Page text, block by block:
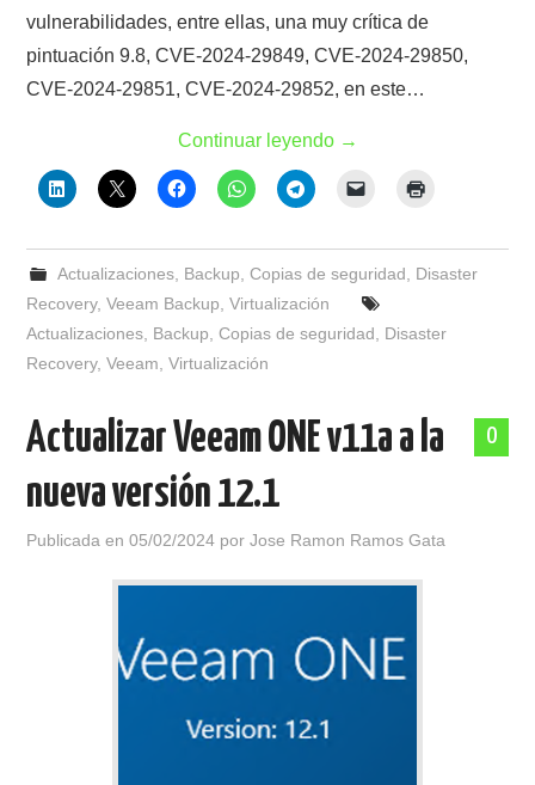
vulnerabilidades, entre ellas, una muy crítica de
pintuación 9.8, CVE-2024-29849, CVE-2024-29850,
CVE-2024-29851, CVE-2024-29852, en este…
Continuar leyendo →
Actualizaciones, Backup Copias de seguridad
Disaster
Recovery,Veeam Backup ,Virtualización
Actualizaciones Backup ,Copias de seguridad
Disaster
Recovery,Veeam ,Virtualización
0
Actualizar Veeam ONE v11a a la
nueva versión 12.1
Publicada en05/02/2024 porJose Ramon Ramos Gata